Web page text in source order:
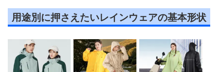
用途別に押さえたいレインウェアの基本形状